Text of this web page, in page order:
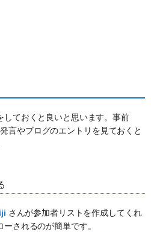
しておくと良いと思います。事前
言やブログのエントリを見ておくと
さんが参加者リストを作成してくれ
されるのが簡単です。